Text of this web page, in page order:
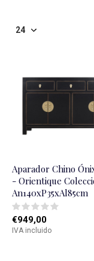
Aparador Chino
- Orientique
An140xP35xAl85cm
€949,00
IVA incluido